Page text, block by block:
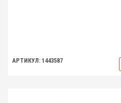
АРТИКУЛ: 1443587